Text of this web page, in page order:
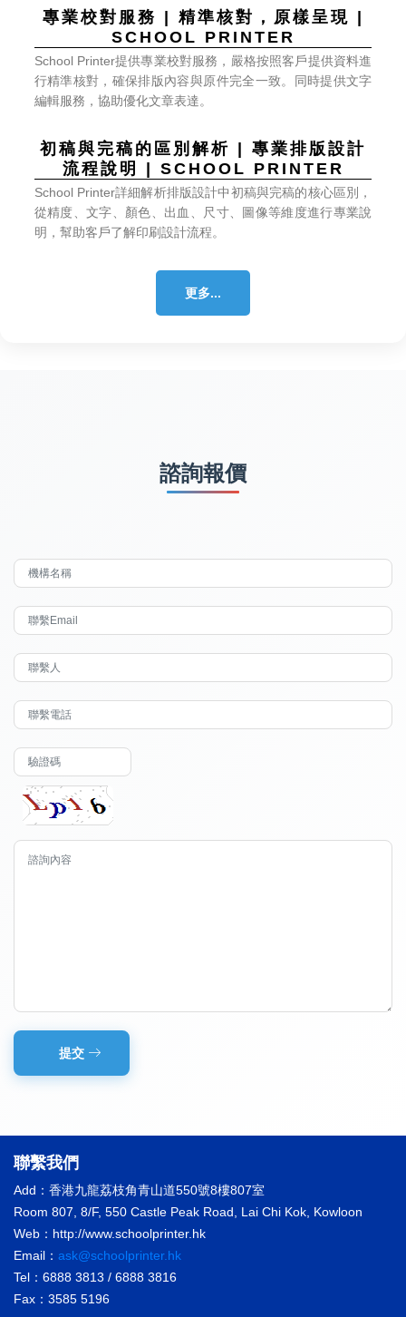
SCHOOL PRINTER
編輯服務，協助優化文章表達。
流程說明 | SCHOOL PRINTER
明，幫助客戶了解印刷設計流程。
更多...
諮詢報價
提交
聯繫我們
Add：香港九龍荔枝角青山道550號8樓807室
Room 807, 8/F, 550 Castle Peak Road, Lai Chi Kok, Kowloon
Web：http://www.schoolprinter.hk
Email： ask@schoolprinter.hk
Tel：6888 3813 / 6888 3816
Fax：3585 5196